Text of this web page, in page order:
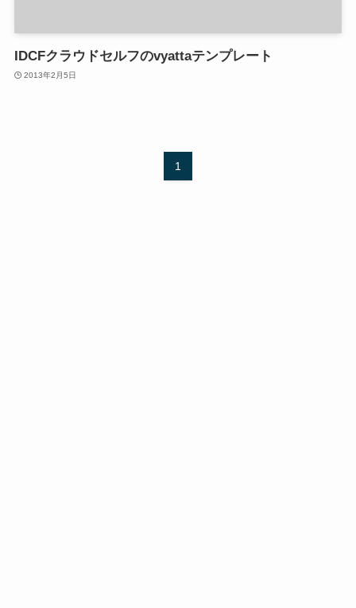
IDCFクラウドセルフのvyattaテンプレート
2013年2月5日
1